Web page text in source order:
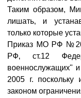
Таким образом,
лишать, и
только которые
Приказ МО РФ
РФ, ст.12
военнослужащих"
2005 г.
законом